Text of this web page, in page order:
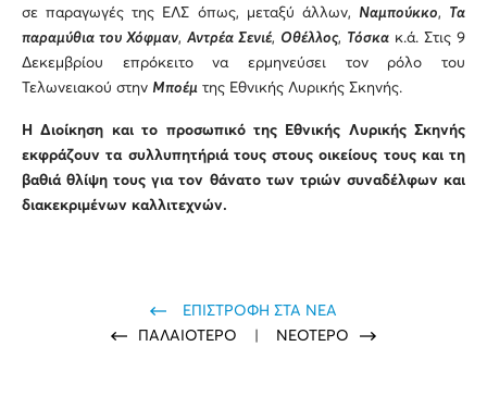
σε παραγωγές της ΕΛΣ όπως, μεταξύ άλλων, Ναμπούκκο, Τα
παραμύθια του Χόφμαν, Αντρέα Σενιέ, Οθέλλος, Τόσκα κ.ά. Στις 9
Δεκεμβρίου επρόκειτο να ερμηνεύσει τον ρόλο του
Τελωνειακού στην Μποέμ της Εθνικής Λυρικής Σκηνής.
Η Διοίκηση και το προσωπικό της Εθνικής Λυρικής Σκηνής
εκφράζουν τα συλλυπητήριά τους στους οικείους τους και τη
βαθιά θλίψη τους για τον θάνατο των τριών συναδέλφων και
διακεκριμένων καλλιτεχνών.
ΕΠΙΣΤΡΟΦΗ ΣΤΑ ΝΕΑ
ΠΑΛΑΙΟΤΕΡΟ
ΝΕΟΤΕΡΟ